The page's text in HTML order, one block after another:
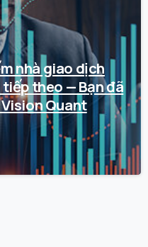
nhà giao dịch
theo — Bạn đã
Quant